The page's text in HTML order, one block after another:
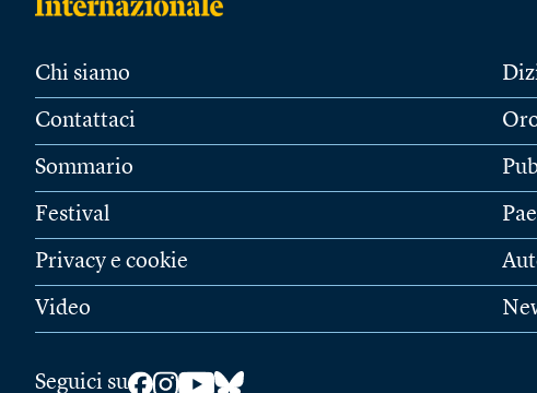
Chi siamo
Contattaci
Sommario
Festival
Privacy e cookie
Video
Seguici su